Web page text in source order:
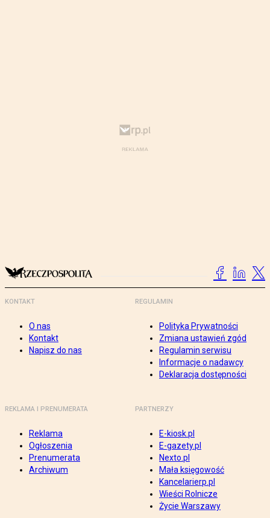
KONTAKT
O nas
Kontakt
Napisz do nas
REGULAMIN
Polityka Prywatności
Zmiana ustawień zgód
Regulamin serwisu
Informacje o nadawcy
Deklaracja dostępności
REKLAMA I PRENUMERATA
Reklama
Ogłoszenia
Prenumerata
Archiwum
PARTNERZY
E-kiosk.pl
E-gazety.pl
Nexto.pl
Mała księgowość
Kancelarierp.pl
Wieści Rolnicze
Życie Warszawy